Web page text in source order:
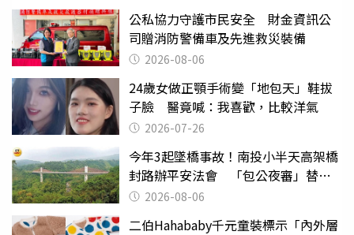
公私協力守護市民安全 財金資訊公
司贈消防警備車及先進救災裝備
2026-08-06
24歲女做正顎手術變「地包天」鞋拔
子臉 醫竟喊：我喜歡，比較洋氣
2026-07-26
今年3起墜橋事故！南投小半天高架橋
封路辦平安法會 「包公夜審」替亡
魂伸冤
2026-08-06
二伯Hahababy千元童裝標示「內外層